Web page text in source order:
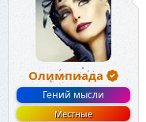
Олимпиада
Гений мысли
Местные